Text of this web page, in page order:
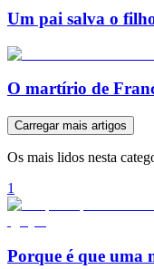
Um pai salva o
O martírio de
Carregar mais artigos
Os mais lidos nesta
1
Porque é que uma